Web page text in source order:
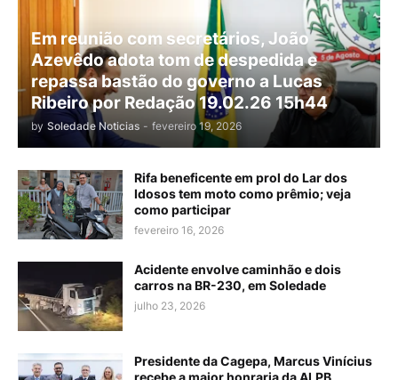
Em reunião com secretários, João
Azevêdo adota tom de despedida e
repassa bastão do governo a Lucas
Ribeiro por Redação 19.02.26 15h44
by Soledade Noticias - fevereiro 19, 2026
Rifa beneficente em prol do Lar dos
Idosos tem moto como prêmio; veja
como participar
fevereiro 16, 2026
Acidente envolve caminhão e dois
carros na BR-230, em Soledade
julho 23, 2026
Presidente da Cagepa, Marcus Vinícius
recebe a maior honraria da ALPB